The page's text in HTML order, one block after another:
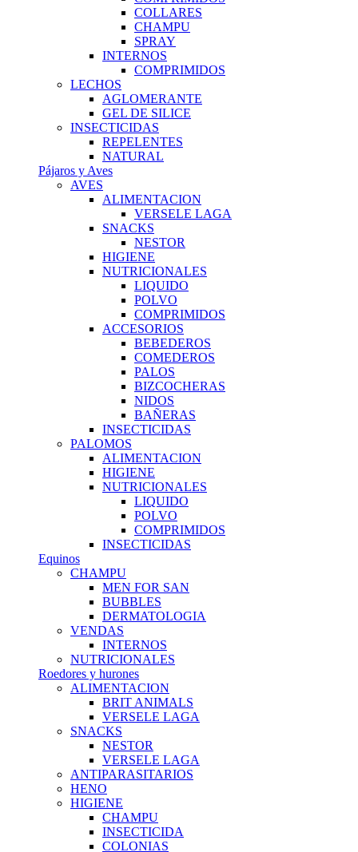
COLLARES
CHAMPU
SPRAY
INTERNOS
COMPRIMIDOS
LECHOS
AGLOMERANTE
GEL DE SILICE
INSECTICIDAS
REPELENTES
NATURAL
Pájaros y Aves
AVES
ALIMENTACION
VERSELE LAGA
SNACKS
NESTOR
HIGIENE
NUTRICIONALES
LIQUIDO
POLVO
COMPRIMIDOS
ACCESORIOS
BEBEDEROS
COMEDEROS
PALOS
BIZCOCHERAS
NIDOS
BAÑERAS
INSECTICIDAS
PALOMOS
ALIMENTACION
HIGIENE
NUTRICIONALES
LIQUIDO
POLVO
COMPRIMIDOS
INSECTICIDAS
Equinos
CHAMPU
MEN FOR SAN
BUBBLES
DERMATOLOGIA
VENDAS
INTERNOS
NUTRICIONALES
Roedores y hurones
ALIMENTACION
BRIT ANIMALS
VERSELE LAGA
SNACKS
NESTOR
VERSELE LAGA
ANTIPARASITARIOS
HENO
HIGIENE
CHAMPU
INSECTICIDA
COLONIAS